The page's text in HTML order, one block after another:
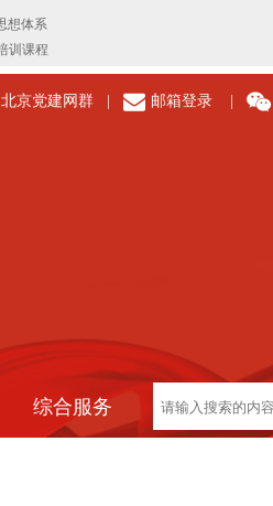
北京党建网群 邮箱登录
综合服务